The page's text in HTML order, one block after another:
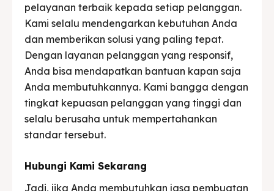
pelayanan terbaik kepada setiap pelanggan.
Kami selalu mendengarkan kebutuhan Anda
dan memberikan solusi yang paling tepat.
Dengan layanan pelanggan yang responsif,
Anda bisa mendapatkan bantuan kapan saja
Anda membutuhkannya. Kami bangga dengan
tingkat kepuasan pelanggan yang tinggi dan
selalu berusaha untuk mempertahankan
standar tersebut.
Hubungi Kami Sekarang
Jadi, jika Anda membutuhkan jasa pembuatan